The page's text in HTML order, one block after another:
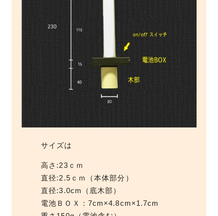
サイズは
高さ:23ｃｍ
直径:2.5ｃｍ（本体部分）
直径:3.0cm（底木部）
電池ＢＯＸ：7cm×4.8cm×1.7cm